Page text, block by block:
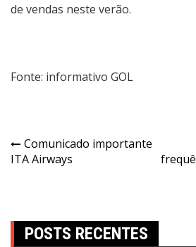
de vendas neste verão.
Fonte: informativo GOL
Comunicado importante
ITA Airways
POSTS RECENTES